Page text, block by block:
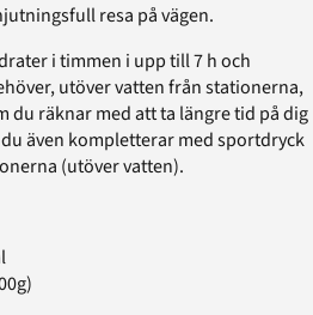
resa på vägen.
i timmen i upp till 7 h och
utöver vatten från stationerna,
du räknar med att ta längre tid på dig
även kompletterar med sportdryck
(utöver vatten).